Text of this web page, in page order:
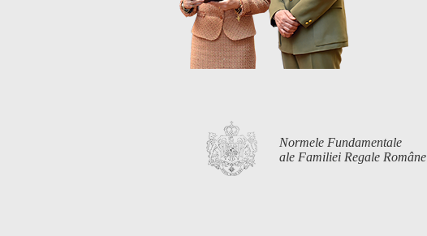
Normele Fundamentale
ale Familiei Regale Române